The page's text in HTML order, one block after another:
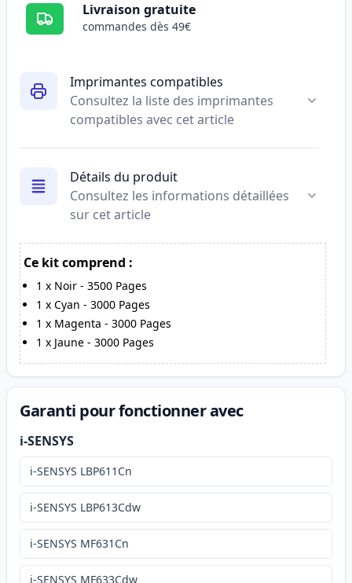
Imprimantes compatibles
Consultez la liste des imprimantes
compatibles avec cet article
Détails du produit
Consultez les informations détaillées
sur cet article
Ce kit comprend :
1 x Noir - 3500 Pages
1 x Cyan - 3000 Pages
1 x Magenta - 3000 Pages
1 x Jaune - 3000 Pages
Livraison gratuite
commandes dès 49€
Garanti pour fonctionner avec
i-SENSYS
i-SENSYS LBP611Cn
i-SENSYS LBP613Cdw
i-SENSYS MF631Cn
i-SENSYS MF633Cdw